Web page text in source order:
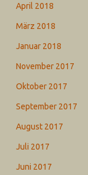
April 2018
März 2018
Januar 2018
November 2017
Oktober 2017
September 2017
August 2017
Juli 2017
Juni 2017